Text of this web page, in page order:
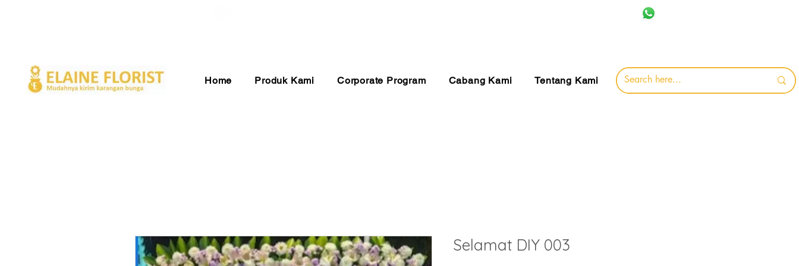
Home Produk Kami Corporate Program Cabang Kami Tentang Kami
Selamat DIY 003